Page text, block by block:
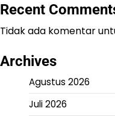
Recent
Tidak ada komentar
Archives
Agustus 2026
Juli 2026